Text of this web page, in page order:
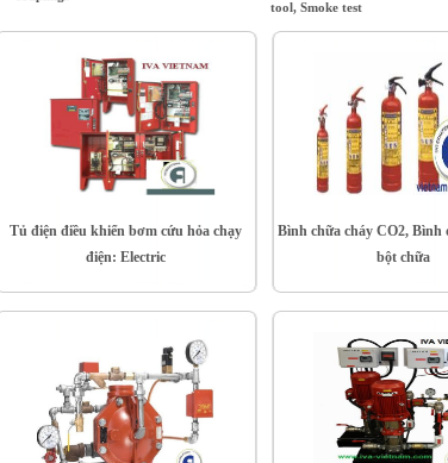
tool, Smoke test
Tủ điện điều khiển bơm cứu hỏa chạy
điện: Electric
Bình chữa cháy CO2, Bình
bột chữa